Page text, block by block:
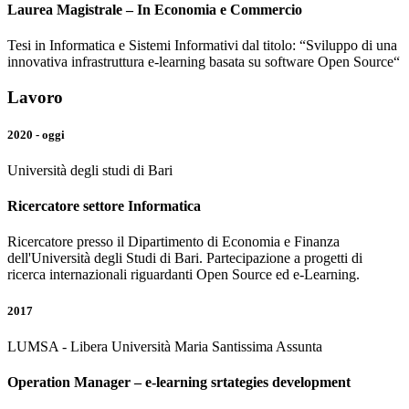
Laurea Magistrale – In Economia e Commercio
Tesi in Informatica e Sistemi Informativi dal titolo: “Sviluppo di una
innovativa infrastruttura e-learning basata su software Open Source“
Lavoro
2020 - oggi
Università degli studi di Bari
Ricercatore settore Informatica
Ricercatore presso il Dipartimento di Economia e Finanza
dell'Università degli Studi di Bari. Partecipazione a progetti di
ricerca internazionali riguardanti Open Source ed e-Learning.
2017
LUMSA - Libera Università Maria Santissima Assunta
Operation Manager – e-learning srtategies development